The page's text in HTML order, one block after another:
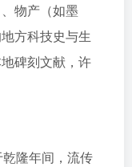
物产（如墨
方科技史与生
碑刻文献，许
乾隆年间，流传